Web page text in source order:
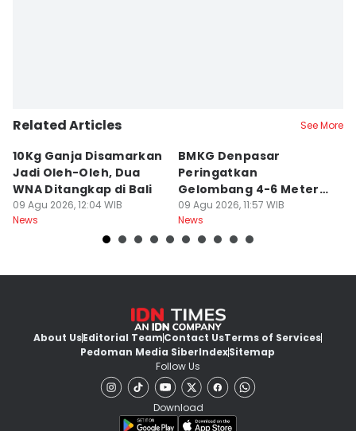
Related Articles See More
10Kg Ganja Disamarkan
Jadi Oleh-Oleh, Dua
WNA Ditangkap di Bali
09 Agu 2026, 12:04 WIB
News
BMKG Denpasar
Peringatkan
Gelombang 4-6 Meter di
Bali
09 Agu 2026, 11:57 WIB
News
About UsEditorial TeamContact UsTerms of Services
Pedoman Media SiberIndexSitemap
Follow Us
Download